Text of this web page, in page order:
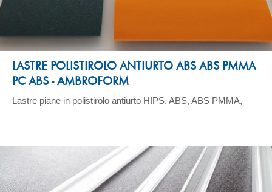
LASTRE POLISTIROLO ANTIURTO ABS ABS PMMA
PC ABS - AMBROFORM
Lastre piane in polistirolo antiurto HIPS, ABS, ABS PMMA,